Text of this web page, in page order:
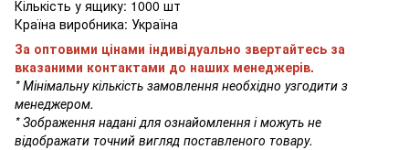
Кількість у ящику: 1000 шт
Країна виробника: Україна
За оптовими цінами індивідуально звертайтесь за
вказаними контактами до наших менеджерів.
* Мінімальну кількість замовлення необхідно узгодити з
менеджером.
* Зображення надані для ознайомлення і можуть не
відображати точний вигляд поставленого товару.